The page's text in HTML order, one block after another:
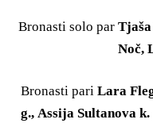
Bronasti solo par
Noč,
Bronasti pari Lara
g., Assija Sultanova